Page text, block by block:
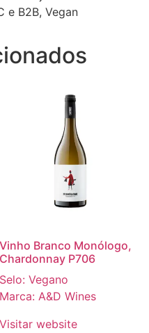
e B2B, Vegan
Vinho Branco Monólogo,
Chardonnay P706
Selo: Vegano
Marca: A&D Wines
Visitar website